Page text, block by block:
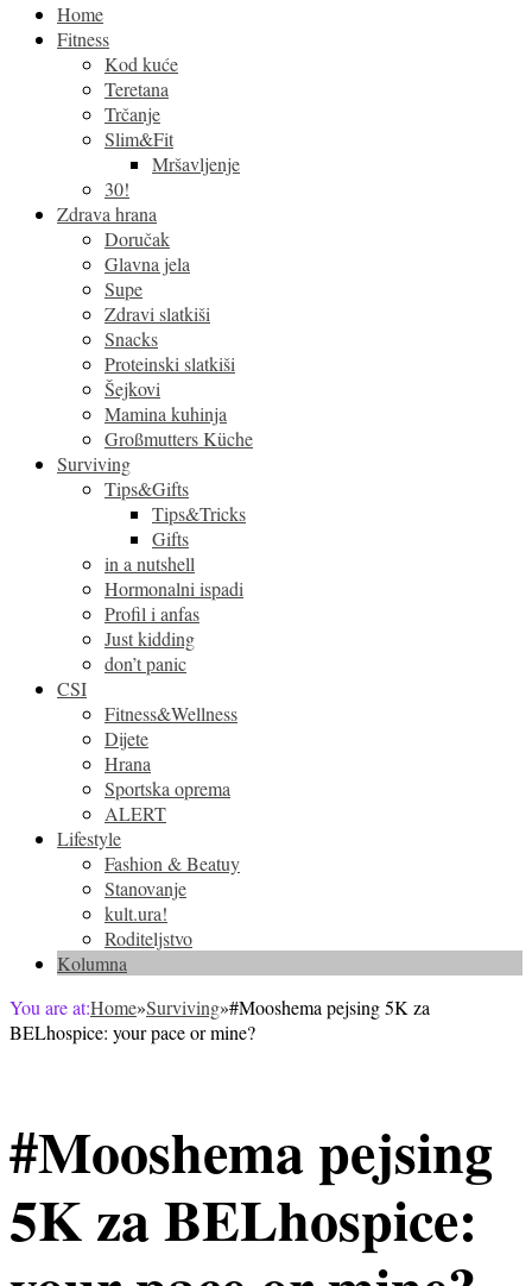
Home
Fitness
Kod kuće
Teretana
Trčanje
Slim&Fit
Mršavljenje
30!
Zdrava hrana
Doručak
Glavna jela
Supe
Zdravi slatkiši
Snacks
Proteinski slatkiši
Šejkovi
Mamina kuhinja
Großmutters Küche
Surviving
Tips&Gifts
Tips&Tricks
Gifts
in a nutshell
Hormonalni ispadi
Profil i anfas
Just kidding
don’t panic
CSI
Fitness&Wellness
Dijete
Hrana
Sportska oprema
ALERT
Lifestyle
Fashion & Beatuy
Stanovanje
kult.ura!
Roditeljstvo
Kolumna
You are at:Home»Surviving»#Mooshema pejsing 5K za
BELhospice: your pace or mine?
#Mooshema pejsing
5K za BELhospice: